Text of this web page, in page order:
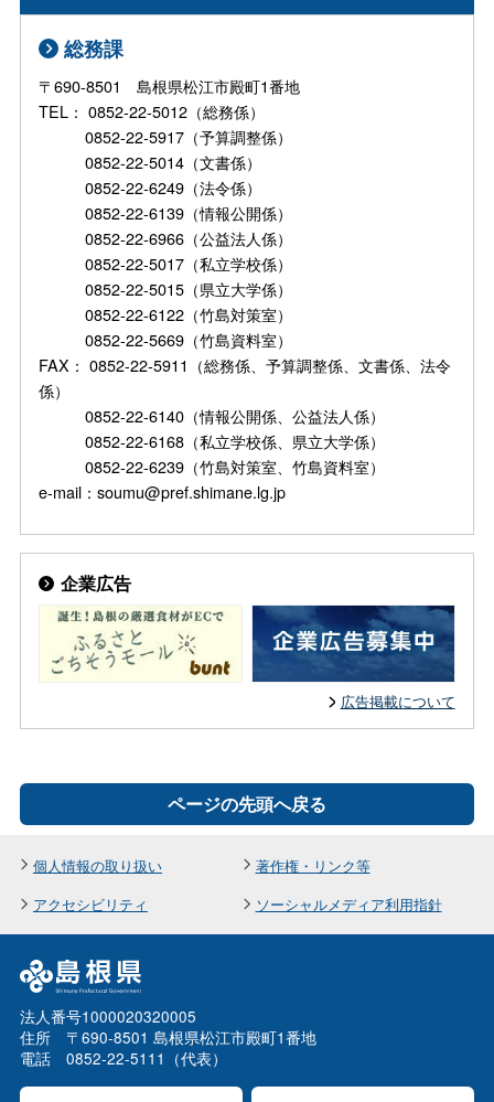
総務課
〒690-8501 島根県松江市殿町1番地
TEL： 0852-22-5012（総務係）
0852-22-5917（予算調整係）
0852-22-5014（文書係）
0852-22-6249（法令係）
0852-22-6139（情報公開係）
0852-22-6966（公益法人係）
0852-22-5017（私立学校係）
0852-22-5015（県立大学係）
0852-22-6122（竹島対策室）
0852-22-5669（竹島資料室）
FAX： 0852-22-5911（総務係、予算調整係、文書係、法令
係）
0852-22-6140（情報公開係、公益法人係）
0852-22-6168（私立学校係、県立大学係）
0852-22-6239（竹島対策室、竹島資料室）
e-mail：soumu@pref.shimane.lg.jp
企業広告
広告掲載について
ページの先頭へ戻る
個人情報の取り扱い
著作権・リンク等
アクセシビリティ
ソーシャルメディア利用指針
法人番号1000020320005
住所 〒690-8501 島根県松江市殿町1番地
電話 0852-22-5111（代表）